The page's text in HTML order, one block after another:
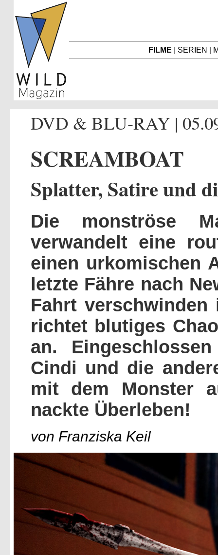
FILME SERIEN
DVD & BLU-RAY |
SCREAMBOAT
Splatter, Satire und
Die monströse
verwandelt eine
einen urkomischen
letzte Fähre nach
Fahrt
richtet blutiges
an.
Cindi und die
mit dem Monster
nackte Überleben!
von Franziska Keil